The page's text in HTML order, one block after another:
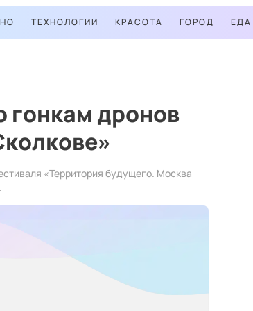
ТЕХНОЛОГИИ КРАСОТА ГОРОД ЕДА
гонкам дронов
«Территория будущего. Москва